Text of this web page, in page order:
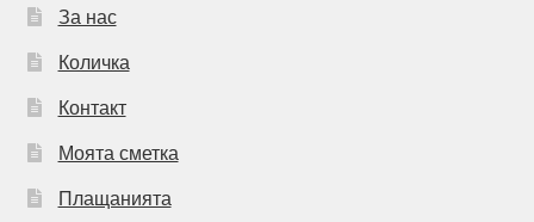
За нас
Количка
Контакт
Моята сметка
Плащанията